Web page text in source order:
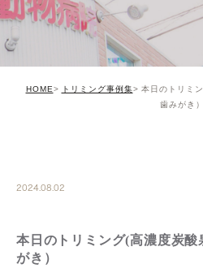
HOME トリミング事例集
本日のトリミ
歯みがき）
2024.08.02
本日のトリミング(高濃度炭
がき）